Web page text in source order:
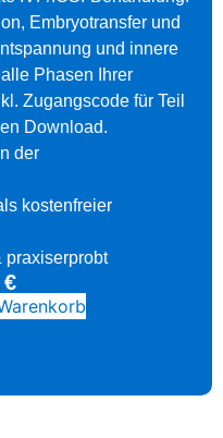
Embryotransfer und
und innere
Phasen Ihrer
Zugangscode für Teil
Download.
der
kostenfreier
praxiserprobt
€